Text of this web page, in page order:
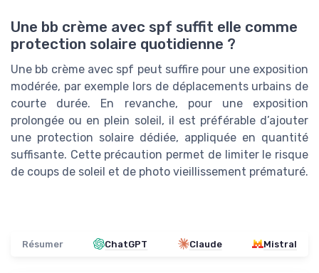
Une bb crème avec spf suffit elle comme
protection solaire quotidienne ?
Une bb crème avec spf peut suffire pour une exposition
modérée, par exemple lors de déplacements urbains de
courte durée. En revanche, pour une exposition
prolongée ou en plein soleil, il est préférable d’ajouter
une protection solaire dédiée, appliquée en quantité
suffisante. Cette précaution permet de limiter le risque
de coups de soleil et de photo vieillissement prématuré.
Résumer ChatGPT Claude Mistral